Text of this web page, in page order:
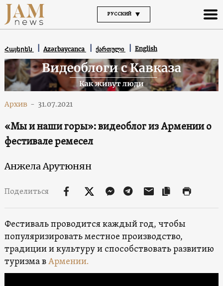
РУССКИЙ
Հայերեն Azərbaycanca ქართული English
Архив - 31.07.2021
«Мы и наши горы»: видеоблог из Армении о
фестивале ремесел
Анжела Арутюнян
Поделиться
Фестиваль проводится каждый год, чтобы
популяризировать местное производство,
традиции и культуру и способствовать развитию
туризма вАрмении.